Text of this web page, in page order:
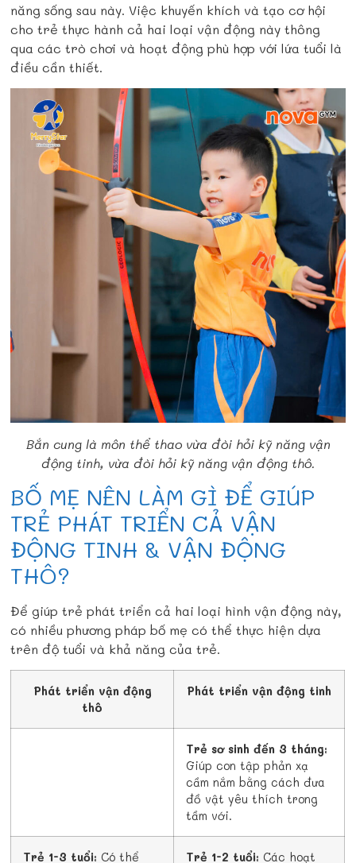
năng sống sau này. Việc khuyến khích và tạo cơ hội
cho trẻ thực hành cả hai loại vận động này thông
qua các trò chơi và hoạt động phù hợp với lứa tuổi là
điều cần thiết.
Bắn cung là môn thể thao vừa đòi hỏi kỹ năng vận
động tinh, vừa đòi hỏi kỹ năng vận động thô.
BỐ MẸ NÊN LÀM GÌ ĐỂ GIÚP
TRẺ PHÁT TRIỂN CẢ VẬN
ĐỘNG TINH & VẬN ĐỘNG
THÔ?
Để giúp trẻ phát triển cả hai loại hình vận động này,
có nhiều phương pháp bố mẹ có thể thực hiện dựa
trên độ tuổi và khả năng của trẻ.
Phát triển vận động
thô
Phát triển vận động tinh
Trẻ sơ sinh đến 3 tháng:
Giúp con tập phản xạ
cầm nắm bằng cách đưa
đồ vật yêu thích trong
tầm với.
Trẻ 1-3 tuổi: Có thể
Trẻ 1-2 tuổi: Các hoạt